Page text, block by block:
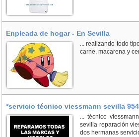
Enpleada de hogar - En Sevilla
... realizando todo
carne, macarena y
*servicio técnico viessmann sevilla
... técnico
sevilla reparación
dos hermanas